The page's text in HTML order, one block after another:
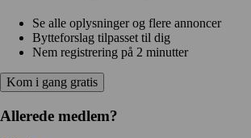
Se alle oplysninger og flere annoncer
Bytteforslag tilpasset til dig
Nem registrering på 2 minutter
Kom i gang gratis
Allerede medlem?